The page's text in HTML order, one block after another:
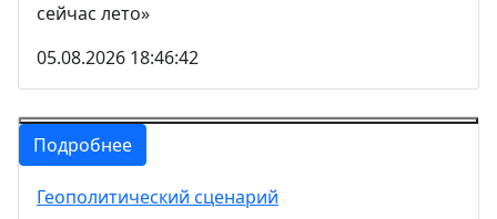
сейчас лето»
05.08.2026 18:46:42
Подробнее
Геополитический сценарий